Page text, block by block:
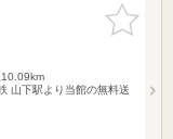
お気に入
りに追加
10.09km
山下駅より当館の無料送